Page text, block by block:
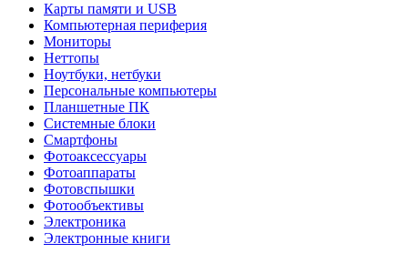
Карты памяти и USB
Компьютерная периферия
Мониторы
Неттопы
Ноутбуки, нетбуки
Персональные компьютеры
Планшетные ПК
Системные блоки
Смартфоны
Фотоаксессуары
Фотоаппараты
Фотовспышки
Фотообъективы
Электроника
Электронные книги